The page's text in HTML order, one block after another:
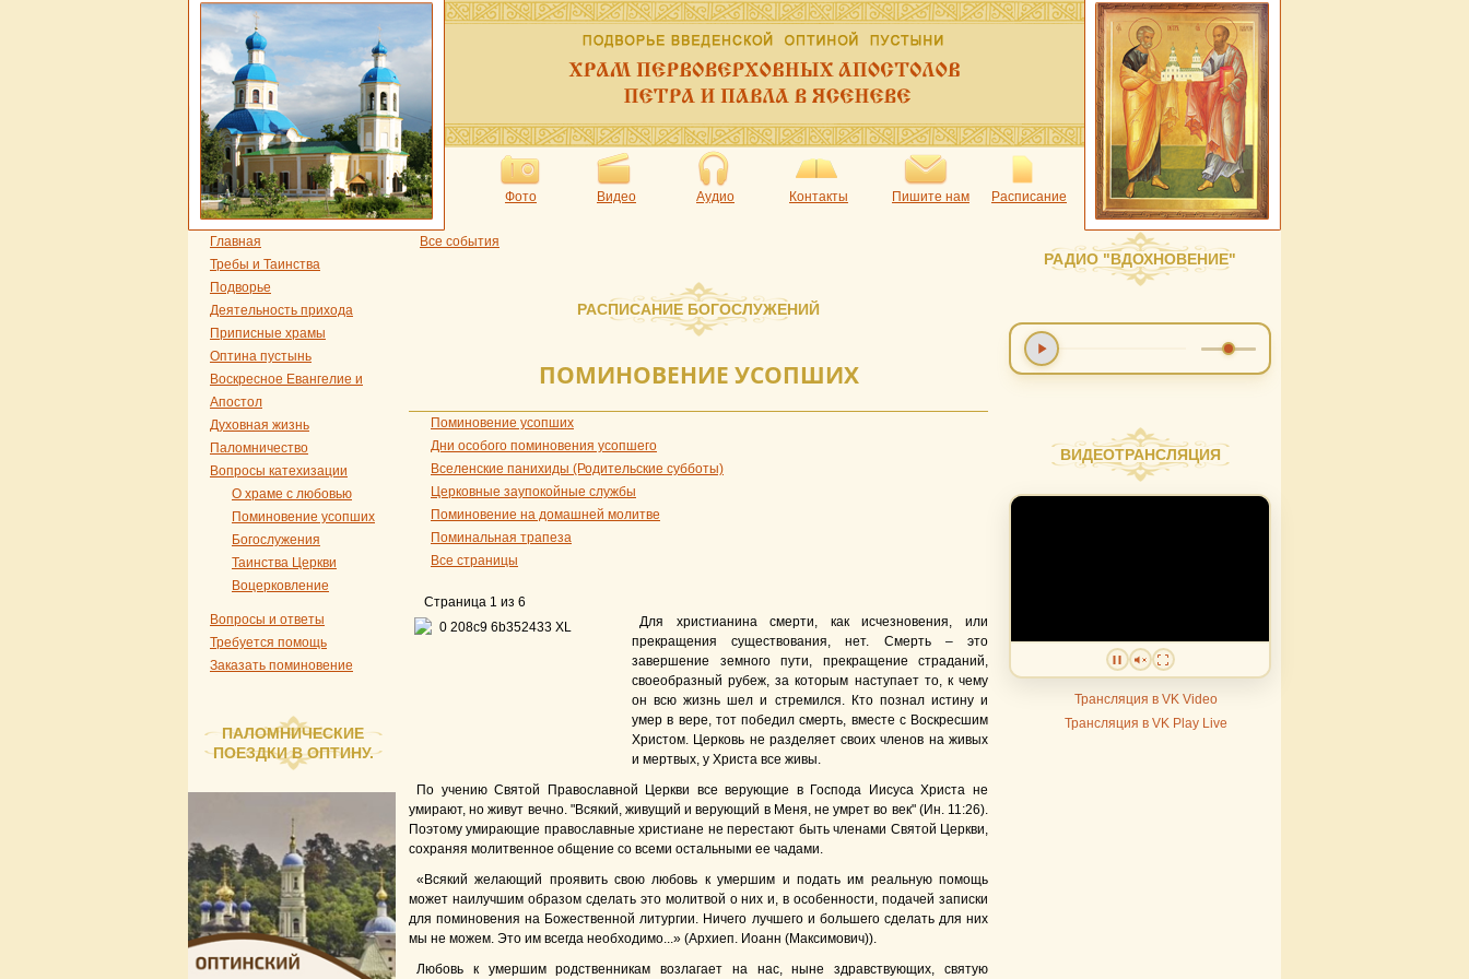
Фото Видео Аудио Контакты Пишите нам Расписание
Главная
Требы и Таинства
Подворье
Деятельность прихода
Приписные храмы
Оптина пустынь
Воскресное Евангелие и
Апостол
Духовная жизнь
Паломничество
Вопросы катехизации
О храме с любовью
Поминовение усопших
Богослужения
Таинства Церкви
Воцерковление
Вопросы и ответы
Требуется помощь
Заказать поминовение
ПАЛОМНИЧЕСКИЕ
ПОЕЗДКИ В ОПТИНУ.
Все события
РАСПИСАНИЕ БОГОСЛУЖЕНИЙ
ПОМИНОВЕНИЕ УСОПШИХ
Поминовение усопших
Дни особого поминовения усопшего
Вселенские панихиды (Родительские субботы)
Церковные заупокойные службы
Поминовение на домашней молитве
Поминальная трапеза
Все страницы
Страница 1 из 6
Для христианина смерти, как исчезновения, или
прекращения существования, нет. Смерть – это
завершение земного пути, прекращение страданий,
своеобразный рубеж, за которым наступает то, к чему
он всю жизнь шел и стремился. Кто познал истину и
умер в вере, тот победил смерть, вместе с Воскресшим
Христом. Церковь не разделяет своих членов на живых
и мертвых, у Христа все живы.
По учению Святой Православной Церкви все верующие в Господа Иисуса Христа не
умирают, но живут вечно. "Всякий, живущий и верующий в Меня, не умрет во век" (Ин. 11:26).
Поэтому умирающие православные христиане не перестают быть членами Святой Церкви,
сохраняя молитвенное общение со всеми остальными ее чадами.
«Всякий желающий проявить свою любовь к умершим и подать им реальную помощь
может наилучшим образом сделать это молитвой о них и, в особенности, подачей записки
для поминовения на Божественной литургии. Ничего лучшего и большего сделать для них
мы не можем. Это им всегда необходимо...» (Архиеп. Иоанн (Максимович)).
Любовь к умершим родственникам возлагает на нас, ныне здравствующих, святую
РАДИО "ВДОХНОВЕНИЕ"
ВИДЕОТРАНСЛЯЦИЯ
Трансляция в VK Video
Трансляция в VK Play Live